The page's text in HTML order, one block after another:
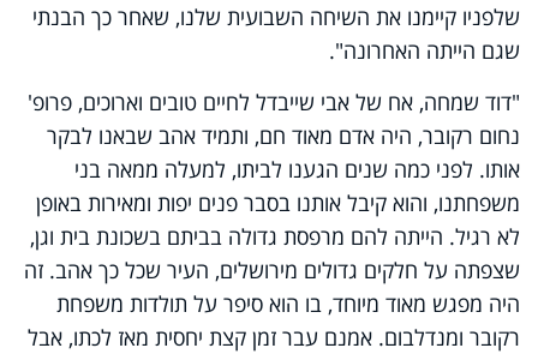
שלפניו קיימנו את השיחה השבועית שלנו, שאחר כך הבנתי
שגם הייתה האחרונה".
"דוד שמחה, אח של אבי שייבדל לחיים טובים וארוכים, פרופ'
נחום רקובר, היה אדם מאוד חם, ותמיד אהב שבאנו לבקר
אותו. לפני כמה שנים הגענו לביתו, למעלה ממאה בני
משפחתנו, והוא קיבל אותנו בסבר פנים יפות ומאירות באופן
לא רגיל. הייתה להם מרפסת גדולה בביתם בשכונת בית וגן,
שצפתה על חלקים גדולים מירושלים, העיר שכל כך אהב. זה
היה מפגש מאוד מיוחד, בו הוא סיפר על תולדות משפחת
רקובר ומנדלבום. אמנם עבר זמן קצת יחסית מאז לכתו, אבל